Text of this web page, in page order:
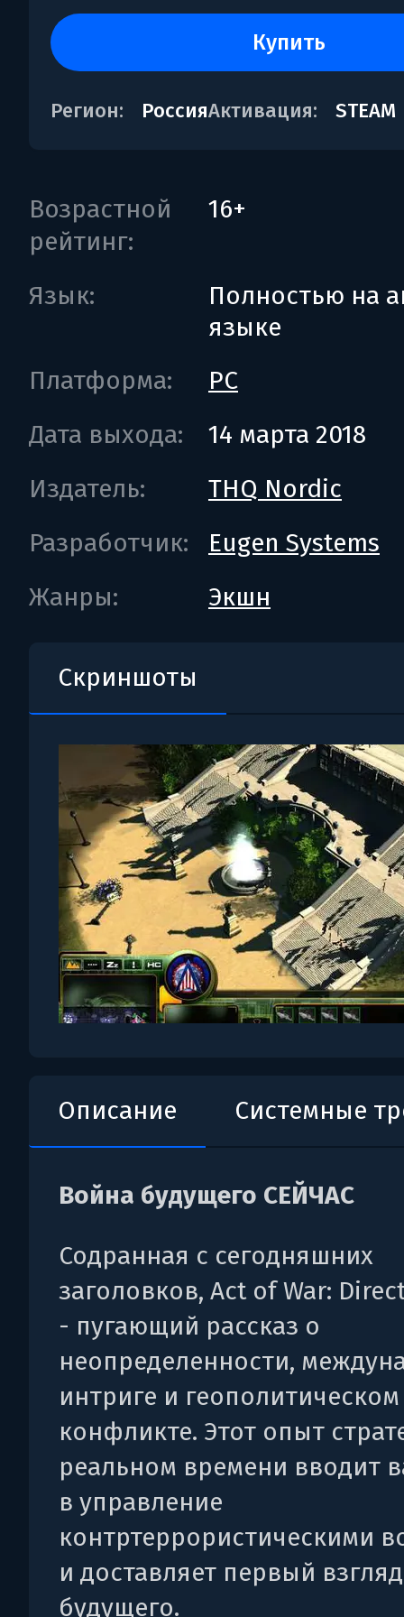
купить
Регион: РоссияАктивация: STEAM
Возрастной
рейтинг:
16+
Язык:
Полностью на
языке
Платформа:
PC
Дата выхода:
14 марта 2018
Издатель:
THQ Nordic
Разработчик:
Eugen Systems
Жанры:
Экшн
Скриншоты
Описание Системные
Война будущего СЕЙЧАС
Содранная с сегодняшних
заголовков, Act of War:
- пугающий рассказ о
неопределенности,
интриге и
конфликте. Этот опыт
реальном времени вводит
в управление
контртеррористическими
и доставляет первый
будущего.